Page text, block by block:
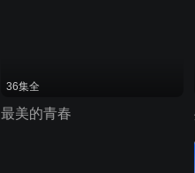
36集全
最美的青春